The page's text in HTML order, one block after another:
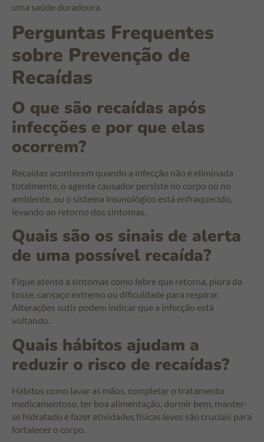
uma saúde duradoura.
Perguntas Frequentes
sobre Prevenção de
Recaídas
O que são recaídas após
infecções e por que elas
ocorrem?
Recaídas acontecem quando a infecção não é eliminada
totalmente, o agente causador persiste no corpo ou no
ambiente, ou o sistema imunológico está enfraquecido,
levando ao retorno dos sintomas.
Quais são os sinais de alerta
de uma possível recaída?
Fique atento a sintomas como febre que retorna, piora da
tosse, cansaço extremo ou dificuldade para respirar.
Alterações sutis podem indicar que a infecção está
voltando.
Quais hábitos ajudam a
reduzir o risco de recaídas?
Hábitos como lavar as mãos, completar o tratamento
medicamentoso, ter boa alimentação, dormir bem, manter-
se hidratado e fazer atividades físicas leves são cruciais para
fortalecer o corpo.